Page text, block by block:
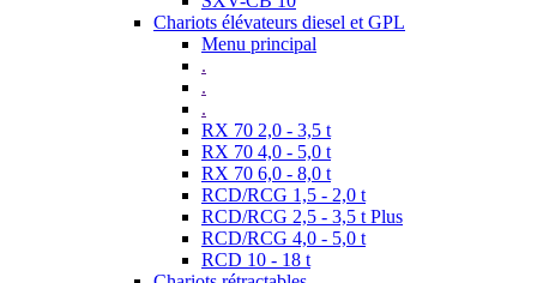
Chariots élévateurs diesel et GPL
Menu principal
.
.
.
RX 70 2,0 - 3,5 t
RX 70 4,0 - 5,0 t
RX 70 6,0 - 8,0 t
RCD/RCG 1,5 - 2,0 t
RCD/RCG 2,5 - 3,5 t Plus
RCD/RCG 4,0 - 5,0 t
RCD 10 - 18 t